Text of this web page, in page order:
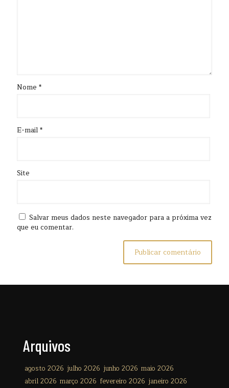
Nome *
E-mail*
Site
Salvar meus dados neste navegador para a próxima vez
que eu comentar.
Arquivos
agosto 2026 julho 2026 junho 2026 maio 2026
abril 2026 março 2026 fevereiro 2026 janeiro 2026